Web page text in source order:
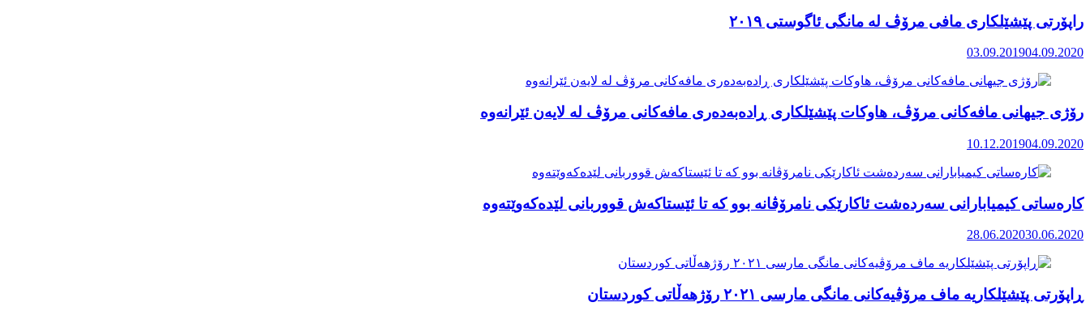
راپۆرتی پێشێلكاری مافی مرۆڤ له‌ مانگی ئاگوستی ٢٠١٩
03.09.201904.09.2020
رۆژی جیهانی مافەکانی مرۆڤ، هاوکات پێشێلکاری ڕادەبەدەری مافەکانی مرۆڤ لە لایەن ئێرانەوە
10.12.201904.09.2020
کارەساتی کیمیابارانی سەردەشت ئاکارێکی نامرۆڤانە بوو کە تا ئێستاکەش قووربانی لێدەکەوێتەوە
28.06.202030.06.2020
ڕاپۆرتی پێشێلکاریە ماف مرۆڤیەکانی مانگی مارسی ٢٠٢١ رۆژهەڵاتی کوردستان